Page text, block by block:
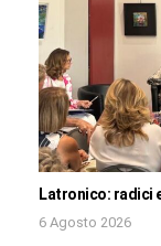
Latronico: radici
6 Agosto 2026